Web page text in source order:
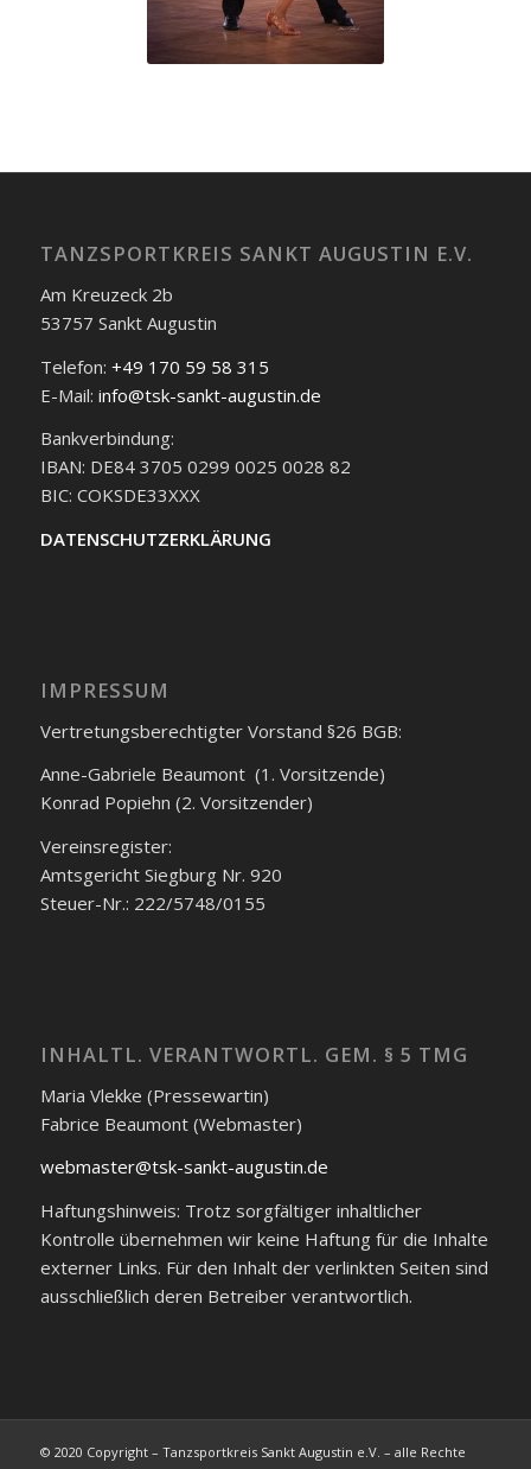
TANZSPORTKREIS SANKT AUGUSTIN E.V.
Am Kreuzeck 2b
53757 Sankt Augustin
Telefon: +49 170 59 58 315
E-Mail: info@tsk-sankt-augustin.de
Bankverbindung:
IBAN: DE84 3705 0299 0025 0028 82
BIC: COKSDE33XXX
DATENSCHUTZERKLÄRUNG
IMPRESSUM
Vertretungsberechtigter Vorstand §26 BGB:
Anne-Gabriele Beaumont (1. Vorsitzende)
Konrad Popiehn (2. Vorsitzender)
Vereinsregister:
Amtsgericht Siegburg Nr. 920
Steuer-Nr.: 222/5748/0155
INHALTL. VERANTWORTL. GEM. § 5 TMG
Maria Vlekke (Pressewartin)
Fabrice Beaumont (Webmaster)
webmaster@tsk-sankt-augustin.de
Haftungshinweis: Trotz sorgfältiger inhaltlicher
Kontrolle übernehmen wir keine Haftung für die Inhalte
externer Links. Für den Inhalt der verlinkten Seiten sind
ausschließlich deren Betreiber verantwortlich.
© 2020 Copyright – Tanzsportkreis Sankt Augustin e.V. – alle Rechte